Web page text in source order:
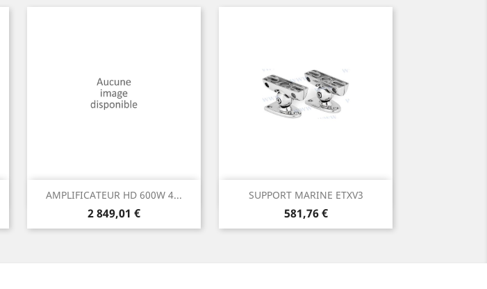
AMPLIFICATEUR HD 600W 4...
Prix
2 849,01 €
Aperçu rapide SUPPORT MARINE ETXV3
Prix
581,76 €
Aperçu rapide